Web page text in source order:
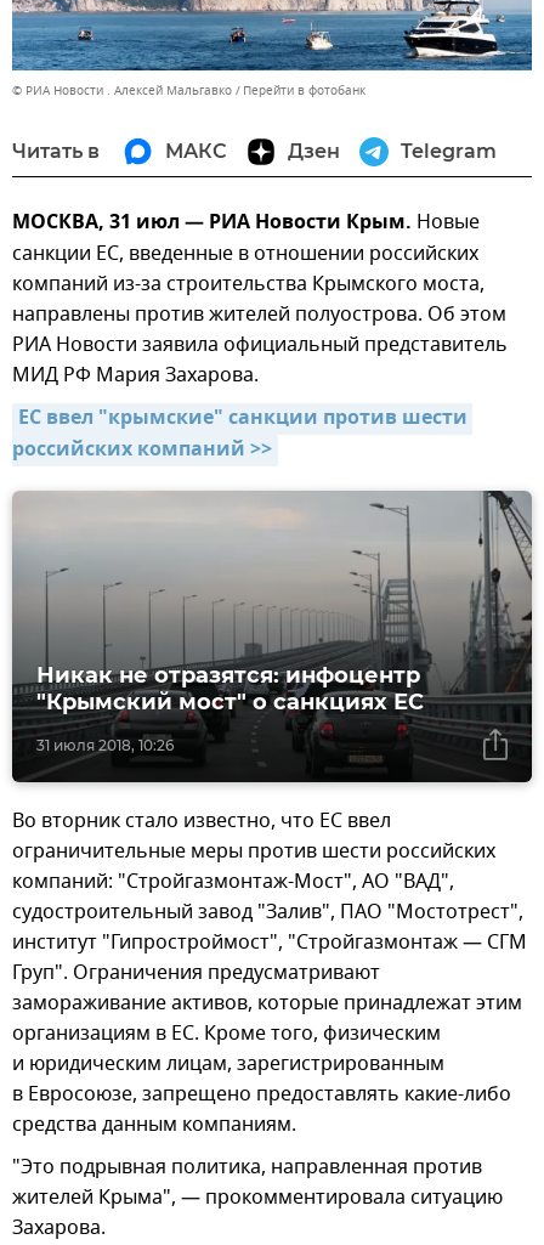
© РИА Новости . Алексей Мальгавко Перейти в фотобанк
Читать в МАКС Дзен Telegram
МОСКВА, 31 июл — РИА Новости Крым. Новые
санкции ЕС, введенные в отношении российских
компаний из-за строительства Крымского моста,
направлены против жителей полуострова. Об этом
РИА Новости заявила официальный представитель
МИД РФ Мария Захарова.
ЕС ввел "крымские" санкции против шести
российских компаний >>
31 июля 2018, 10:26
Никак не отразятся: инфоцентр
"Крымский мост" о санкциях ЕС
Во вторник стало известно, что ЕС ввел
ограничительные меры против шести российских
компаний: "Стройгазмонтаж-Мост", АО "ВАД",
судостроительный завод "Залив", ПАО "Мостотрест",
институт "Гипростроймост", "Стройгазмонтаж — СГМ
Груп". Ограничения предусматривают
замораживание активов, которые принадлежат этим
организациям в ЕС. Кроме того, физическим
и юридическим лицам, зарегистрированным
в Евросоюзе, запрещено предоставлять какие-либо
средства данным компаниям.
"Это подрывная политика, направленная против
жителей Крыма", — прокомментировала ситуацию
Захарова.